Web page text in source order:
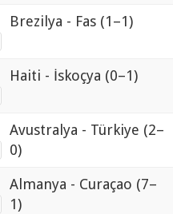
Brezilya - Fas (1–1)
Haiti - İskoçya (0–1)
Avustralya - Türkiye (2–
0)
Almanya - Curaçao (7–
1)